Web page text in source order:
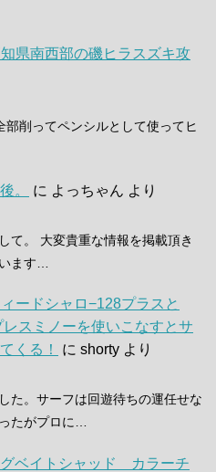
知県南西部の磯ヒラスズキ攻
部削ってペンシルとして使ってヒ
。 に よっちゃん より
て。 大変貴重な情報を掲載頂き
ます…
ードシャロ−128プラスと
スミノーを使いこなすとサ
くる！
に shorty より
た。サーフは回遊待ちの運任せな
たがプロに…
グベイトシャッド カラーチ